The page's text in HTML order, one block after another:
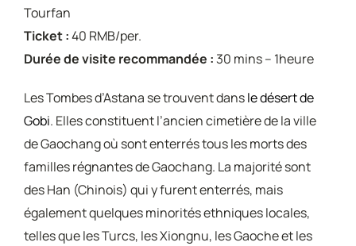
Tourfan
Ticket :40 RMB/per.
Durée de visite recommandée : 30 mins – 1heure
Les Tombes d’Astana se trouvent dansle désert de
Gobi. Elles constituent l’ancien cimetière de la ville
de Gaochang où sont enterrés tous les morts des
familles régnantes de Gaochang. La majorité sont
des Han (Chinois) qui y furent enterrés, mais
également quelques minorités ethniques locales,
telles que les Turcs, les Xiongnu, les Gaoche et les